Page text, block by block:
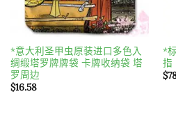
*意大利圣甲虫原装进口多色入
绸缎塔罗牌牌袋 卡牌收纳袋 塔
罗周边
$16.58
*
指
$